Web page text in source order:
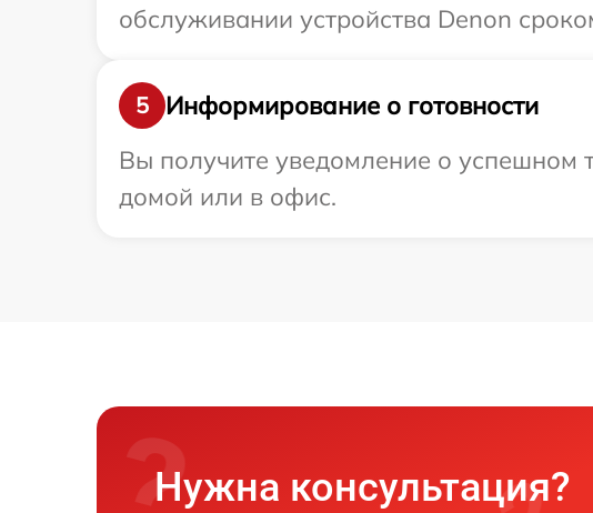
обслуживании устройства Denon
5
Информирование о готовности
Вы получите уведомление о успешном
домой или в офис.
Нужна консультация?